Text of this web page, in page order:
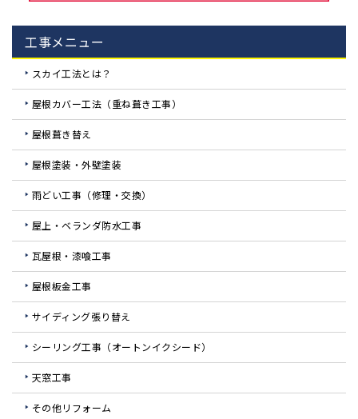
工事メニュー
スカイ工法とは？
屋根カバー工法（重ね葺き工事）
屋根葺き替え
屋根塗装・外壁塗装
雨どい工事（修理・交換）
屋上・ベランダ防水工事
瓦屋根・漆喰工事
屋根板金工事
サイディング張り替え
シーリング工事（オートンイクシード）
天窓工事
その他リフォーム